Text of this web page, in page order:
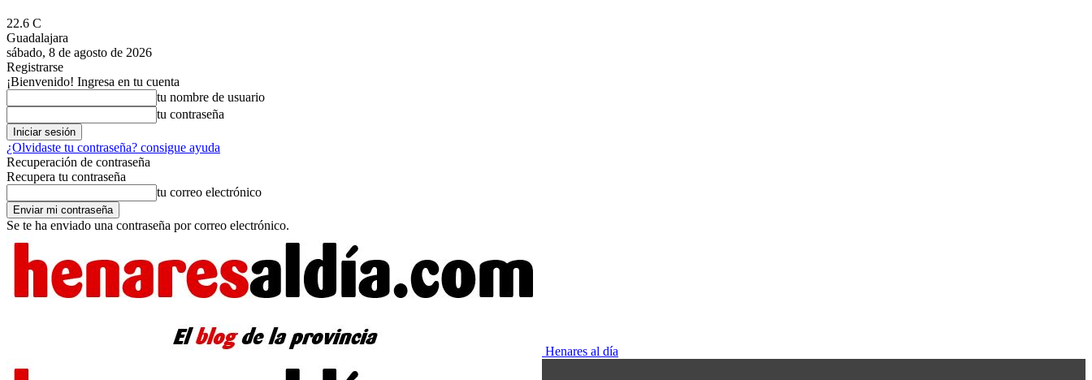
22.6 C
Guadalajara
sábado, 8 de agosto de 2026
Registrarse
¡Bienvenido! Ingresa en tu cuenta
tu nombre de usuario
tu contraseña
¿Olvidaste tu contraseña? consigue ayuda
Recuperación de contraseña
Recupera tu contraseña
tu correo electrónico
Se te ha enviado una contraseña por correo electrónico.
Henares al día